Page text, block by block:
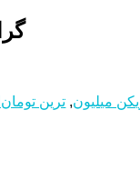
میلیون, ترین